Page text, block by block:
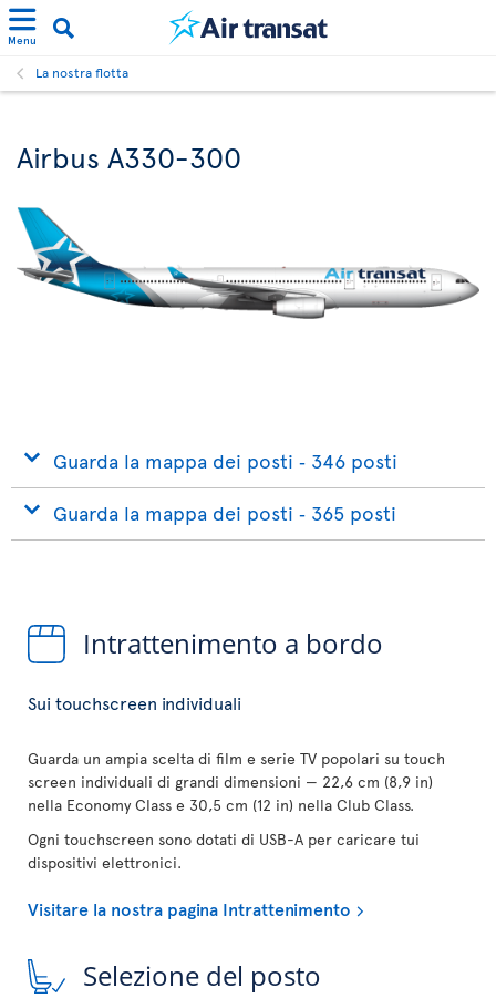
Menu
La nostra flotta
Airbus A330-300
Guarda la mappa dei posti ‐ 346 posti
Guarda la mappa dei posti ‐ 365 posti
Intrattenimento a bordo
Sui touchscreen individuali
Guarda un ampia scelta di film e serie TV popolari su touch
screen individuali di grandi dimensioni — 22,6 cm (8,9 in)
nella Economy Class e 30,5 cm (12 in) nella Club Class.
Ogni touchscreen sono dotati di USB-A per caricare tui
dispositivi elettronici.
Visitare la nostra pagina Intrattenimento
Selezione del posto